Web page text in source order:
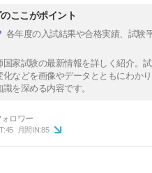
ここがポイント
各年度の入試結果や合格実績、試験
国家試験の最新情報を詳しく紹介。
化などを画像やデータとともにわか
を深める内容です。
45 月間IN:85